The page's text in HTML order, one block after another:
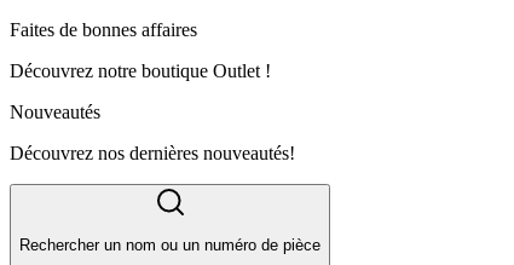
Faites de bonnes affaires
Découvrez notre boutique Outlet !
Nouveautés
Découvrez nos dernières nouveautés!
Rechercher un nom ou un numéro de pièce